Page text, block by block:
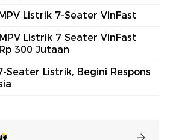
Listrik 7-Seater VinFast
Listrik 7 Seater VinFast
300 Jutaan
Seater Listrik, Begini Respons